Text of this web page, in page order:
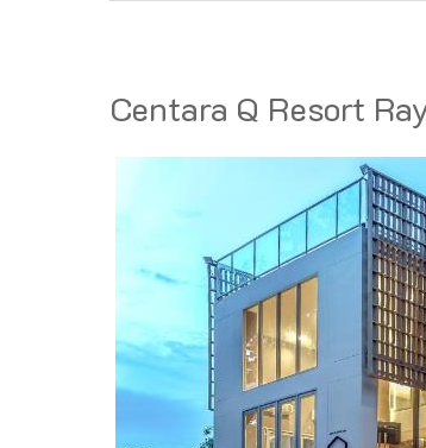
Centara Q Resort